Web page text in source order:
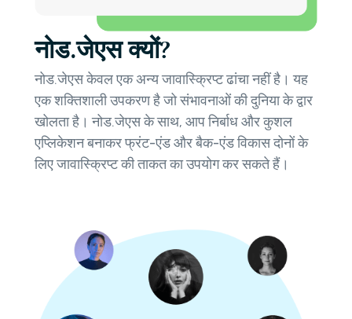
नोड.जेएस क्यों?
नोड.जेएस केवल एक अन्य जावास्क्रिप्ट ढांचा नहीं है। यह
एक शक्तिशाली उपकरण है जो संभावनाओं की दुनिया के द्वार
खोलता है। नोड.जेएस के साथ, आप निर्बाध और कुशल
एप्लिकेशन बनाकर फ्रंट-एंड और बैक-एंड विकास दोनों के
लिए जावास्क्रिप्ट की ताकत का उपयोग कर सकते हैं।